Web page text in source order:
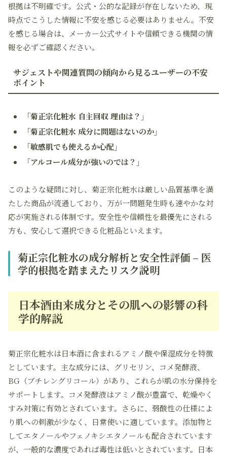
根拠は不明確です。公式・公的な記録が存在しないため、現
時点でこうした情報に不安を感じる必要はありません。不安
を感じる場合は、メーカー公式サイトや信頼できる機関の情
報を必ずご確認ください。
サジェストや関連質問の傾向から見るユーザーの不安
ポイント
「菊正宗化粧水 自主回収 理由は？」
「菊正宗化粧水 成分に問題はないのか」
「敏感肌でも使えるか心配」
「アルコール成分が強いのでは？」
このような疑問に対し、菊正宗化粧水は厳しい品質基準を満
たした商品が流通しており、万が一問題発生時も速やかな対
応が実施される体制です。安全性や信頼性を最優先にされる
方も、安心して選択できる化粧品といえます。
菊正宗化粧水の成分解析と安全性評価 – 医
学的根拠を踏まえたリスク説明
日本酒由来成分とその肌への影響の科
学的解説
菊正宗化粧水は日本酒に含まれるアミノ酸や保湿成分を特徴
としています。主な成分には、グリセリン、コメ発酵液、
BG（ブチレングリコール）があり、これらが肌の水分保持を
サポートします。コメ発酵液はアミノ酸が豊富で、乾燥やく
すみ対策に有効とされています。さらに、弱酸性の仕様によ
り肌への刺激が少なく、日常使いに適しています。添加物と
してエタノールやフェノキシエタノールも配合されています
が、一般的な濃度であれば毒性は低いとされています。日本